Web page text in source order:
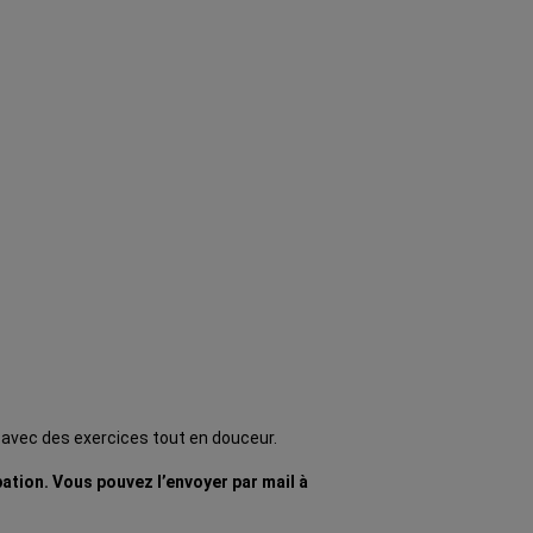
des exercices tout en douceur.
Vous pouvez l’envoyer par mail à